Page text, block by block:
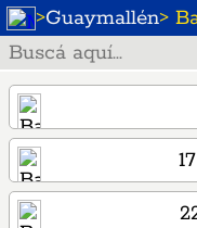
>Guaymallén>